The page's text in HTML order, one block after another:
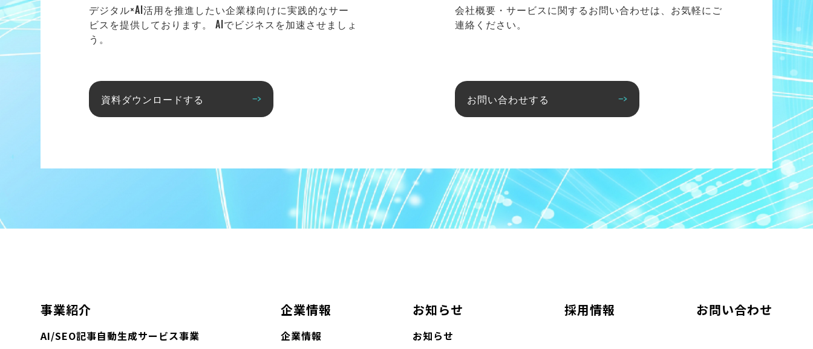
デジタル×AI活用を推進したい企業様向けに実践的なサー
ビスを提供しております。 AIでビジネスを加速させましょ
う。
資料ダウンロードする
会社概要・サービスに関するお問い合わせは、お気軽にご
連絡ください。
お問い合わせする
事業紹介
AI/SEO記事自動生成サービス事業
企業情報
企業情報
お知らせ
お知らせ
採用情報 お問い合わせ